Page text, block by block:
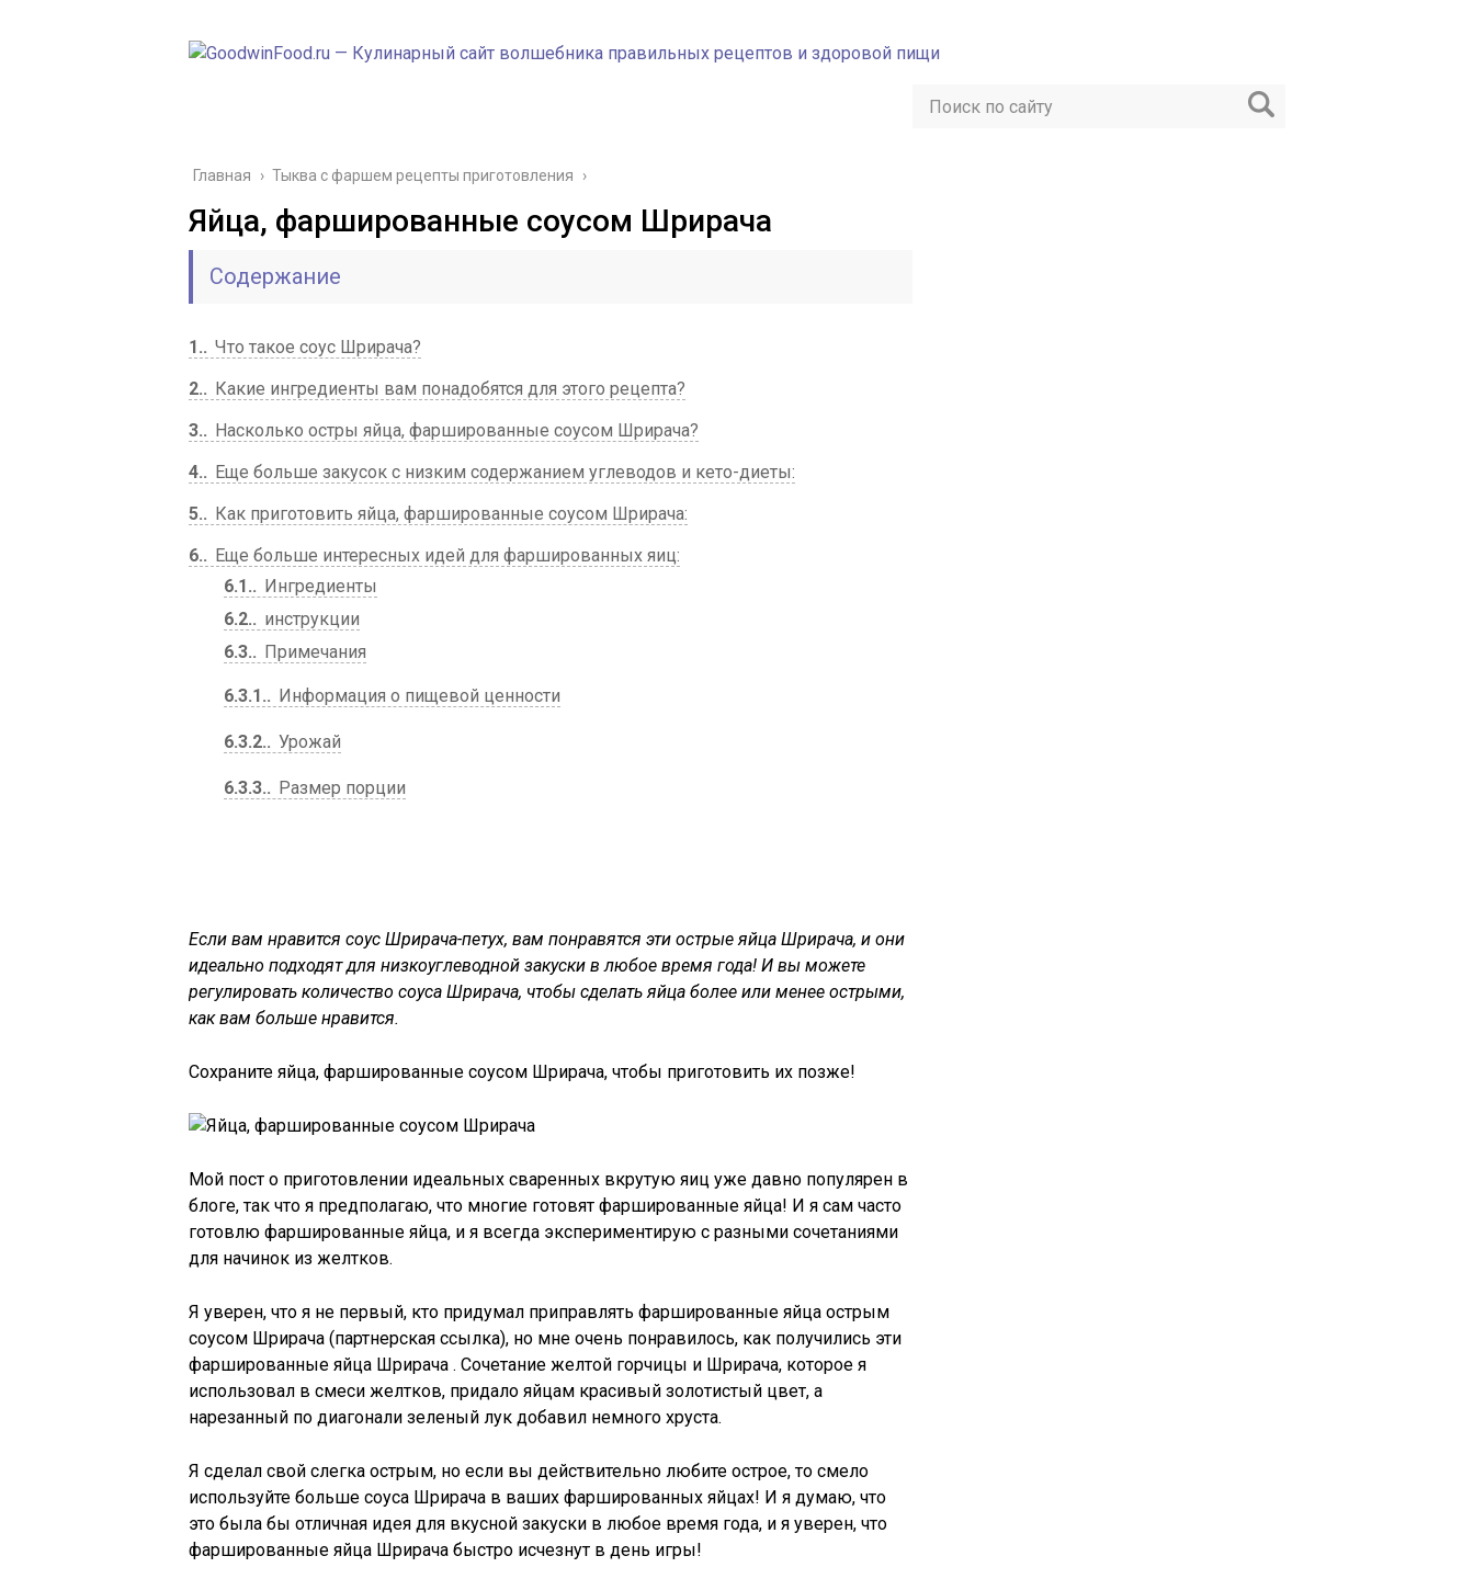
Главная › Тыква с фаршем рецепты приготовления ›
Яйца, фаршированные соусом Шрирача
Содержание
1.
Что такое соус Шрирача?
2.
Какие ингредиенты вам понадобятся для этого рецепта?
3.
Насколько остры яйца, фаршированные соусом Шрирача?
4.
Еще больше закусок с низким содержанием углеводов и кето-диеты:
5.
Как приготовить яйца, фаршированные соусом Шрирача:
6.
Еще больше интересных идей для фаршированных яиц:
6.1.
Ингредиенты
6.2.
инструкции
6.3.
Примечания
6.3.1. Информация о пищевой ценности
6.3.2. Урожай
6.3.3. Размер порции
Если вам нравится соус Шрирача-петух, вам понравятся эти острые яйца Шрирача, и они
идеально подходят для низкоуглеводной закуски в любое время года! И вы можете
регулировать количество соуса Шрирача, чтобы сделать яйца более или менее острыми,
как вам больше нравится.
Сохраните яйца, фаршированные соусом Шрирача, чтобы приготовить их позже!
Мой пост о приготовлении идеальных сваренных вкрутую яиц уже давно популярен в
блоге, так что я предполагаю, что многие готовят фаршированные яйца! И я сам часто
готовлю фаршированные яйца, и я всегда экспериментирую с разными сочетаниями
для начинок из желтков.
Я уверен, что я не первый, кто придумал приправлять фаршированные яйца острым
соусом Шрирача (партнерская ссылка), но мне очень понравилось, как получились эти
фаршированные яйца Шрирача . Сочетание желтой горчицы и Шрирача, которое я
использовал в смеси желтков, придало яйцам красивый золотистый цвет, а
нарезанный по диагонали зеленый лук добавил немного хруста.
Я сделал свой слегка острым, но если вы действительно любите острое, то смело
используйте больше соуса Шрирача в ваших фаршированных яйцах! И я думаю, что
это была бы отличная идея для вкусной закуски в любое время года, и я уверен, что
фаршированные яйца Шрирача быстро исчезнут в день игры!